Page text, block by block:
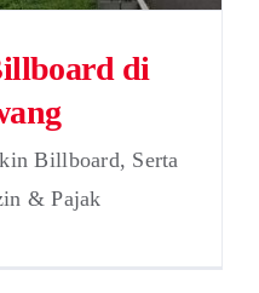
di
Billboard, Serta
& Pajak